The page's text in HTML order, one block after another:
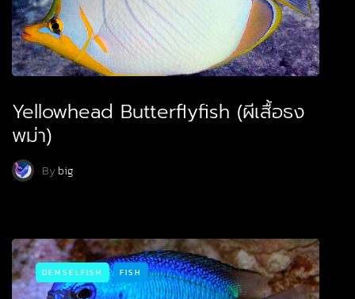
Yellowhead Butterflyfish (ผีเสื้อธง
พม่า)
Bybig
DEMSELFISH FISH